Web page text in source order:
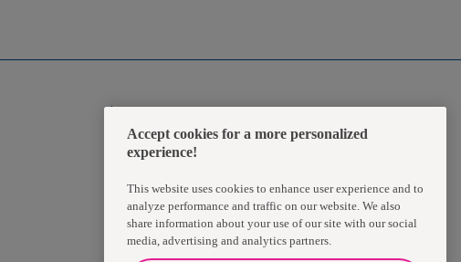
Empleados
Clientes
Proveedores
Accept cookies for a more personalized
experience!
This website uses cookies to enhance user experience and to
analyze performance and traffic on our website. We also
share information about your use of our site with our social
media, advertising and analytics partners.